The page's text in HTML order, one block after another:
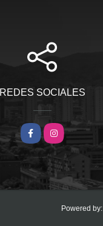
REDES SOCIALES
FacebookInstagram
Powered by: